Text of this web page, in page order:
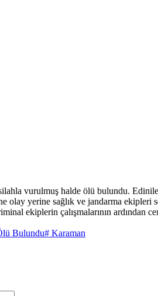
vurulmuş halde ölü bulundu.
yerine sağlık ve jandarma ekipleri
ekiplerin çalışmalarının
Bulundu# Karaman